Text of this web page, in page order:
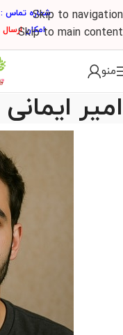
Skip to navigation
Skip to main content
شماره تماس :
امکانارسال
منو
امیر ایمانی